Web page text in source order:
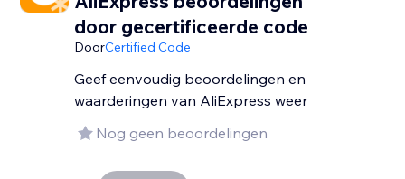
door gecertificeerde code
DoorCertified Code
Geef eenvoudig beoordelingen en
waarderingen van AliExpress weer
Nog geen beoordelingen